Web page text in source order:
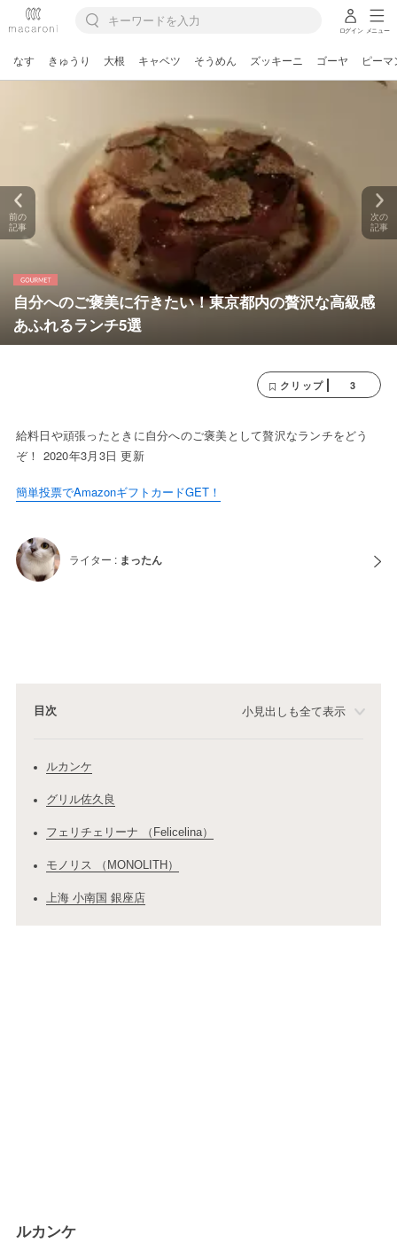
ログイン メニュー
なす きゅうり 大根 キャベツ そうめん ズッキーニ ゴーヤ ピーマ
自分へのご褒美に行きたい！東京都内の贅沢な高級感
あふれるランチ5選
前の
記事
次の
記事
クリップ 3
給料日や頑張ったときに自分へのご褒美として贅沢なランチをどう
ぞ！ 2020年3月3日 更新
簡単投票でAmazonギフトカードGET！
ライター : まったん
目次 小見出しも全て表示
ルカンケ
グリル佐久良
フェリチェリーナ （Felicelina）
モノリス （MONOLITH）
上海 小南国 銀座店
ルカンケ